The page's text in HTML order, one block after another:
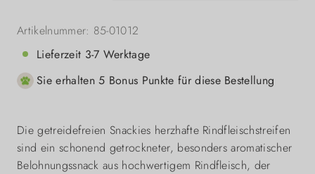
Artikelnummer: 85-01012
Lieferzeit 3-7 Werktage
Sie erhalten 5 Bonus Punkte für diese Bestellung
Die getreidefreien Snackies herzhafte Rindfleischstreifen
sind ein schonend getrockneter, besonders aromatischer
Belohnungssnack aus hochwertigem Rindfleisch, der